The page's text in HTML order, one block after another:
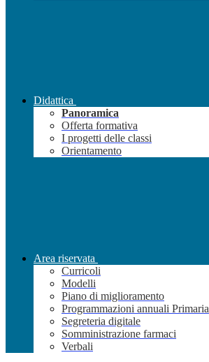
Didattica
Panoramica
Offerta formativa
I progetti delle classi
Orientamento
Area riservata
Curricoli
Modelli
Piano di miglioramento
Programmazioni annuali Primaria
Segreteria digitale
Somministrazione farmaci
Verbali